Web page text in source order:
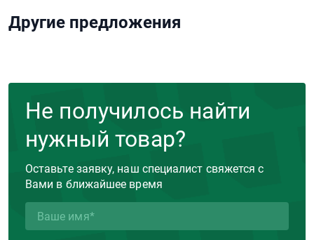
Другие предложения
Не получилось найти
нужный товар?
Оставьте заявку, наш специалист свяжется с
Вами в ближайшее время